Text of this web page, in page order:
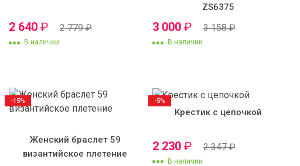
2 640 ₽ 2 779₽
В наличии
ZS6375
3 000 ₽ 3 158₽
В наличии
Женский браслет 59
византийское плетение
-15%
Крестик с цепочкой
2 230 ₽ 2 347₽
В наличии
-5%